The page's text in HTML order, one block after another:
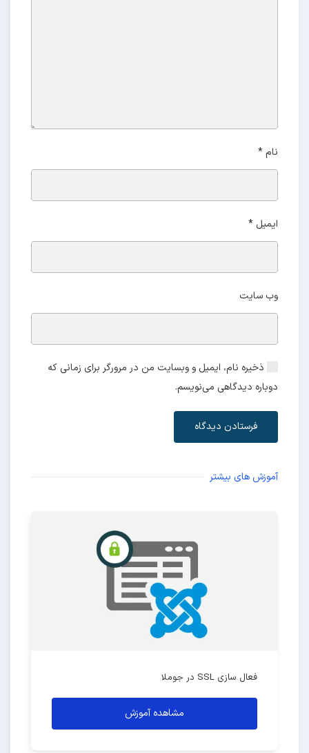
نام*
ایمیل *
وب‌ سایت
ذخیره نام، ایمیل و وبسایت من در مرورگر برای زمانی که
دوباره دیدگاهی می‌نویسم.
فرستادن دیدگاه
آموزش های بیشتر
فعال سازی SSL در جوملا
مشاهده آموزش